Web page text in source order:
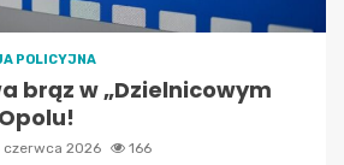
POLICYJNA
brąz w „Dzielnicowym
czerwca 2026 166